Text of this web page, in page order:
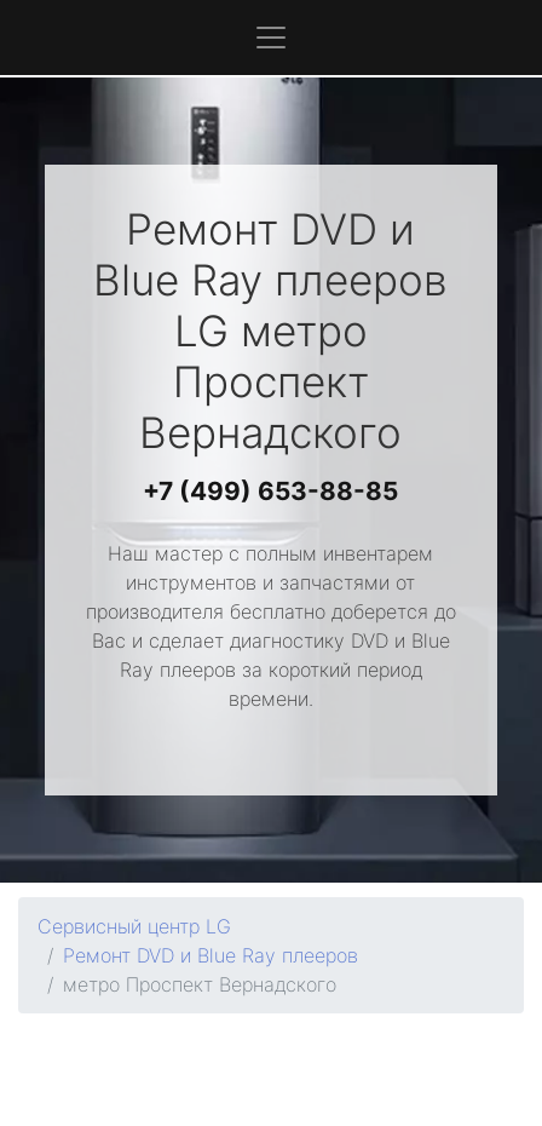
Ремонт DVD и
Blue Ray плееров
LG метро
Проспект
Вернадского
+7 (499) 653-88-85
Наш мастер с полным инвентарем
инструментов и запчастями от
производителя бесплатно доберется до
Вас и сделает диагностику DVD и Blue
Ray плееров за короткий период
времени.
Сервисный центр LG
Ремонт DVD и Blue Ray плееров
метро Проспект Вернадского